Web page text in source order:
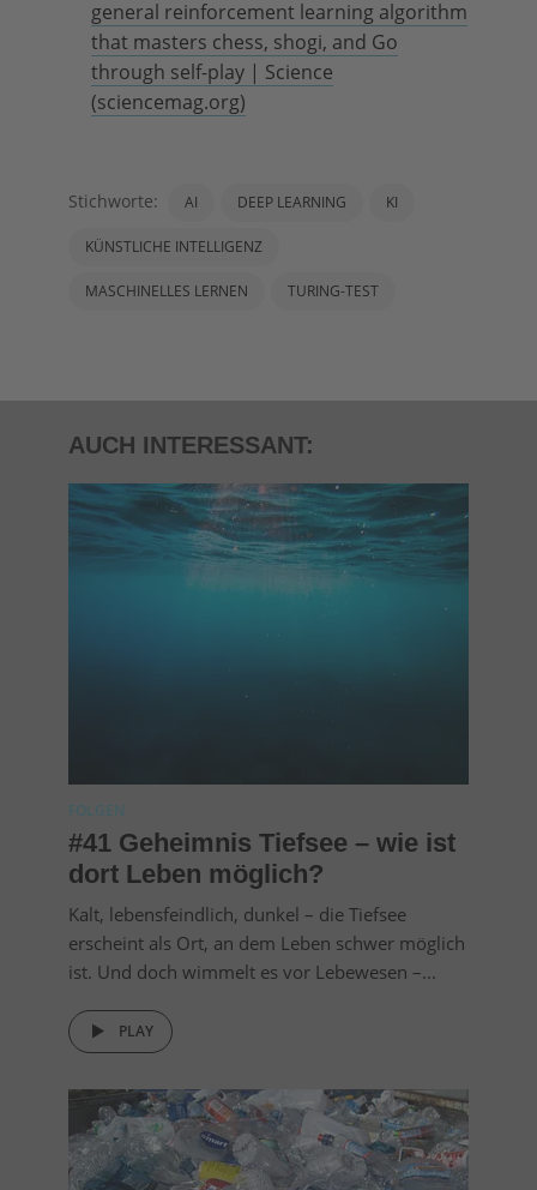
general reinforcement learning algorithm
that masters chess, shogi, and Go
through self-play | Science
(sciencemag.org)
Stichworte: AI DEEP LEARNING KI
KÜNSTLICHE INTELLIGENZ
MASCHINELLES LERNEN TURING-TEST
AUCH INTERESSANT:
FOLGEN
#41 Geheimnis Tiefsee – wie ist
dort Leben möglich?
Kalt, lebensfeindlich, dunkel – die Tiefsee
erscheint als Ort, an dem Leben schwer möglich
ist. Und doch wimmelt es vor Lebewesen –...
PLAY